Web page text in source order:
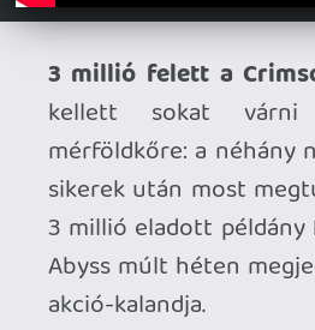
közel tíz éve elindult free-
MMORPG hamarosan Xbox
megjelenik: bejelentették,
21-én jön a konzolos verzió,
cross-play támogatással.